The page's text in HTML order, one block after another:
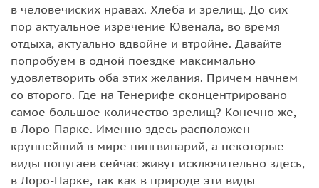
в человечиских нравах. Хлеба и зрелищ. До сих
пор актуальное изречение Ювенала, во время
отдыха, актуально вдвойне и втройне. Давайте
попробуем в одной поездке максимально
удовлетворить оба этих желания. Причем начнем
со второго. Где на Тенерифе сконцентрировано
самое большое количество зрелищ? Конечно же,
в Лоро-Парке. Именно здесь расположен
крупнейший в мире пингвинарий, а некоторые
виды попугаев сейчас живут исключительно здесь,
в Лоро-Парке, так как в природе эти виды